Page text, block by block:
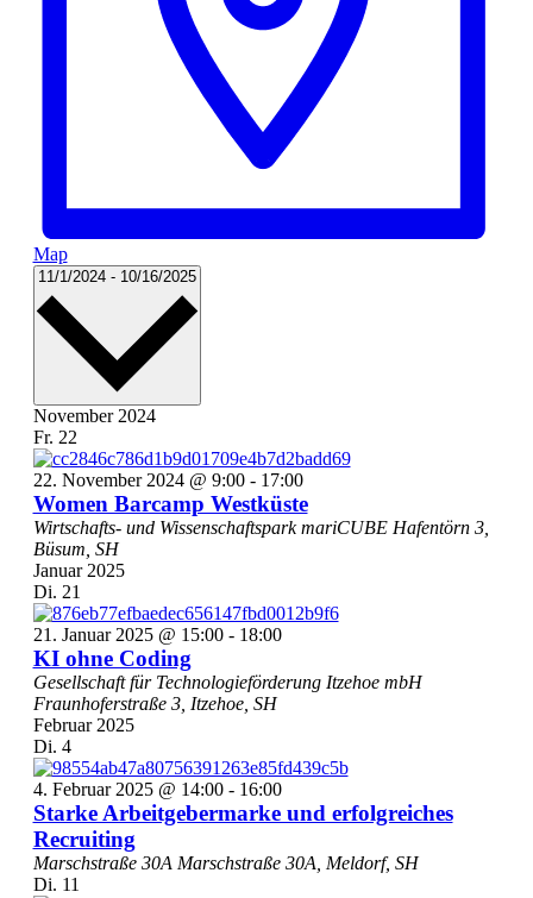
Map
11/1/2024 - 10/16/2025 Datum
November 2024
Fr. 22
22. November 2024 @ 9:00- 17:00
Women Barcamp Westküste
Wirtschafts- und Wissenschaftspark mariCUBE Hafentörn 3,
Büsum, SH
Januar 2025
Di. 21
21. Januar 2025 @ 15:00- 18:00
KI ohne Coding
Gesellschaft für Technologieförderung Itzehoe mbH
Fraunhoferstraße 3, Itzehoe, SH
Februar 2025
Di. 4
4. Februar 2025 @ 14:00- 16:00
Starke Arbeitgebermarke und erfolgreiches
Recruiting
Marschstraße 30A Marschstraße 30A, Meldorf, SH
Di. 11